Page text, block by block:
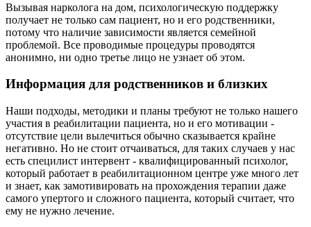
Вызывая нарколога на дом, психологическую поддержку
получает не только сам пациент, но и его родственники,
потому что наличие зависимости является семейной
проблемой. Все проводимые процедуры проводятся
анонимно, ни одно третье лицо не узнает об этом.
Информация для родственников и близких
Наши подходы, методики и планы требуют не только нашего
участия в реабилитации пациента, но и его мотивации -
отсутствие цели вылечиться обычно сказывается крайне
негативно. Но не стоит отчаиваться, для таких случаев у нас
есть специлист интервент - квалифицированный психолог,
который работает в реабилитационном центре уже много лет
и знает, как замотивировать на прохождения терапии даже
самого упертого и сложного пациента, который считает, что
ему не нужно лечение.